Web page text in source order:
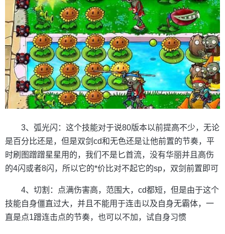
3、弧光闪：这个技能对于说80版本以前提高不少，无论
是百分比还是，但是双剑cd和无色还是让他前置的节奏，平
时刷图蹭蹭星星用的，我们不是匕首流，没有华丽并且高伤
的4闪或者8闪，所以它的*价比对不起它的sp，双剑前置即可
4、切割：点满伤害高，范围大，cd都短，但是由于这个
技能自身僵直过大，并且不能用于连击以及自身无霸体，一
直是点1蹭连击点的节奏，也可以不加，试自身习惯